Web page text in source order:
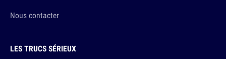
Nous contacter
LES TRUCS SÉRIEUX